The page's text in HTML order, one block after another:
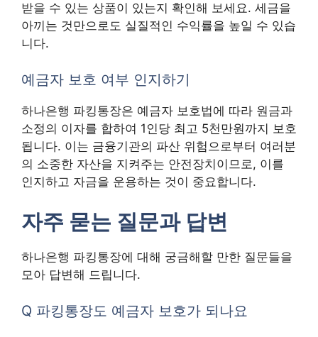
받을 수 있는 상품이 있는지 확인해 보세요. 세금을
아끼는 것만으로도 실질적인 수익률을 높일 수 있습
니다.
예금자 보호 여부 인지하기
하나은행 파킹통장은 예금자 보호법에 따라 원금과
소정의 이자를 합하여 1인당 최고 5천만원까지 보호
됩니다. 이는 금융기관의 파산 위험으로부터 여러분
의 소중한 자산을 지켜주는 안전장치이므로, 이를
인지하고 자금을 운용하는 것이 중요합니다.
자주 묻는 질문과 답변
하나은행 파킹통장에 대해 궁금해할 만한 질문들을
모아 답변해 드립니다.
Q 파킹통장도 예금자 보호가 되나요